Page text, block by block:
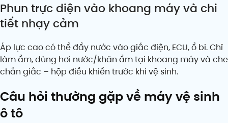
Phun trực diện vào khoang máy và chi
tiết nhạy cảm
Áp lực cao có thể đẩy nước vào giắc điện, ECU, ổ bi. Chỉ
làm ẩm, dùng hơi nước/khăn ẩm tại khoang máy và che
chắn giắc – hộp điều khiển trước khi vệ sinh.
Câu hỏi thường gặp về máy vệ sinh
ô tô